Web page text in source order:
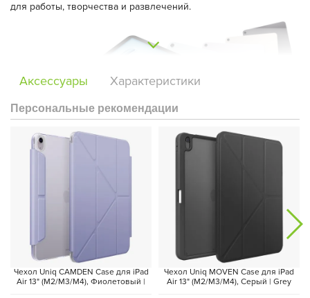
для работы, творчества и развлечений.
Сердцем iPad Air стал чип
, который обеспечивает
высокую производительность и продвинутую графику. Он
легко справляется с многозадачностью, сложными
приложениями и задачами искусственного интеллекта. При
этом устройство сохраняет
автономность на весь день
позволяя работать, учиться или создавать контент без
Аксессуары Характеристики
Персональные рекомендации
Чехол Uniq CAMDEN Case для iPad
Air 13" (M2/M3/M4), Фиолетовый |
Чехол Uniq MOVEN Case для iPad
Air 13" (M2/M3/M4), Серый | Grey